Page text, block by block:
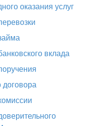
оказания услуг
вклада
договора